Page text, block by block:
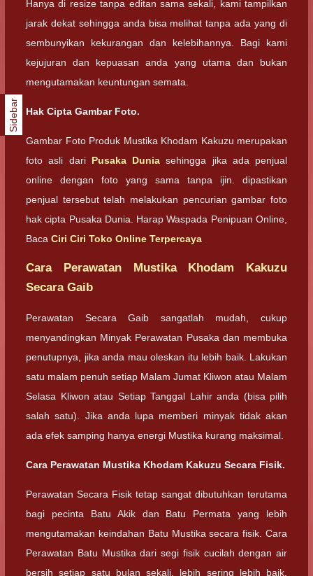
Hanya di resize tanpa editan sama sekali, kami tampilkan
jarak dekat sehingga anda bisa melihat tanpa ada yang di
sembunyikan kekurangan dan kelebihannya. Bagi kami
kejujuran dan kepuasan anda yang utama dan bukan
mengutamakan keuntungan semata.
Hak Cipta Gambar Foto.
Gambar Foto Produk Mustika Khodam Kakuzu merupakan
foto asli dari Pusaka Dunia sehingga jika ada penjual
online dengan foto yang sama tanpa ijin. dipastikan
penjual tersebut telah melakukan pencurian gambar foto
hak cipta Pusaka Dunia. Harap Waspada Penipuan Online,
Baca Ciri Ciri Toko Online Terpercaya
Cara Perawatan Mustika Khodam Kakuzu
Secara Gaib
Perawatan Secara Gaib sangatlah mudah, cukup
menyandingkan Minyak Perawatan Pusaka dan membuka
penutupnya, jika anda mau oleskan itu lebih baik. Lakukan
satu malam penuh setiap Malam Jumat Kliwon atau Malam
Selasa Kliwon atau Setiap Tanggal Lahir anda (bisa pilih
salah satu). Jika anda lupa memberi minyak tidak akan
ada efek samping hanya energi Mustika kurang maksimal.
Cara Perawatan Mustika Khodam Kakuzu Secara Fisik.
Perawatan Secara Fisik tetap sangat dibutuhkan terutama
bagi pecinta Batu Akik dan Batu Permata yang lebih
mengutamakan keindahan Batu Mustika secara fisik. Cara
Perawatan Batu Mustika dari segi fisik cucilah dengan air
bersih setiap satu bulan sekali, lebih sering lebih baik.
Sidebar